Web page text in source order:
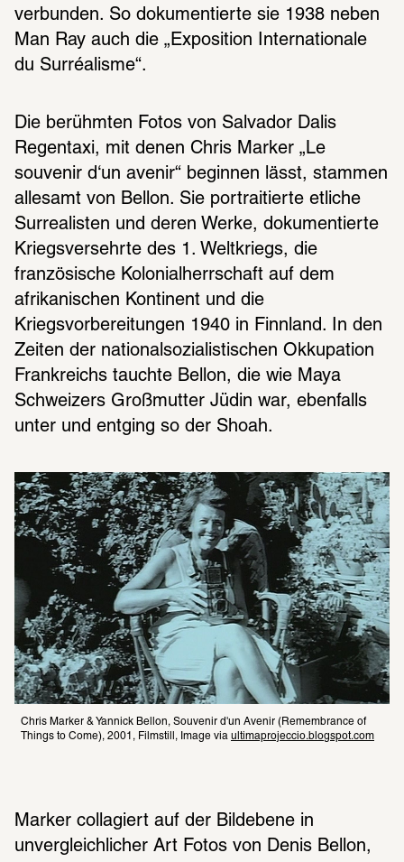
verbunden. So dokumentierte sie 1938 neben
Man Ray auch die „Exposition Internationale
du Surréalisme“.
Die berühmten Fotos von Salvador Dalis
Regentaxi, mit denen Chris Marker „Le
souvenir d‘un avenir“ beginnen lässt, stammen
allesamt von Bellon. Sie portraitierte etliche
Surrealisten und deren Werke, dokumentierte
Kriegsversehrte des 1. Weltkriegs, die
französische Kolonialherrschaft auf dem
afrikanischen Kontinent und die
Kriegsvorbereitungen 1940 in Finnland. In den
Zeiten der nationalsozialistischen Okkupation
Frankreichs tauchte Bellon, die wie Maya
Schweizers Großmutter Jüdin war, ebenfalls
unter und entging so der Shoah.
Chris Marker & Yannick Bellon, Souvenir d'un Avenir (Remembrance of
Things to Come), 2001, Filmstill, Image via ultimaprojeccio.blogspot.com
Marker collagiert auf der Bildebene in
unvergleichlicher Art Fotos von Denis Bellon,